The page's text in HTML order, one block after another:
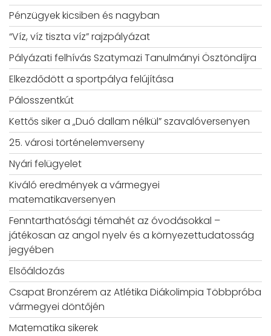
Pénzügyek kicsiben és nagyban
“Víz, víz tiszta víz” rajzpályázat
Pályázati felhívás Szatymazi Tanulmányi Ösztöndíjra
Elkezdődött a sportpálya felújítása
Pálosszentkút
Kettős siker a „Duó dallam nélkül” szavalóversenyen
25. városi történelemverseny
Nyári felügyelet
Kiváló eredmények a vármegyei
matematikaversenyen
Fenntarthatósági témahét az óvodásokkal –
játékosan az angol nyelv és a környezettudatosság
jegyében
Elsőáldozás
Csapat Bronzérem az Atlétika Diákolimpia Többpróba
vármegyei döntőjén
Matematika sikerek